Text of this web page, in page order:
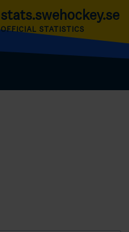
stats.swehockey.se
OFFICIAL STATISTICS